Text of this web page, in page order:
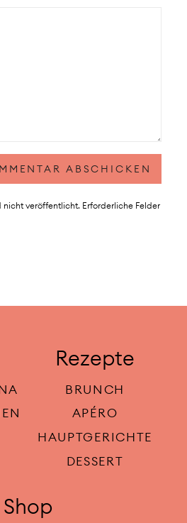
nicht veröffentlicht. Erforderliche Felder
Rezepte
BRUNCH
APÉRO
HAUPTGERICHTE
DESSERT
Shop